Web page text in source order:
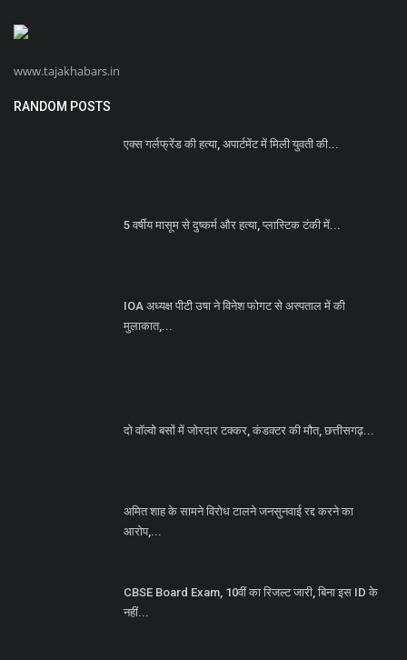
www.tajakhabars.in
RANDOM POSTS
एक्स गर्लफ्रेंड की हत्या, अपार्टमेंट में मिली युवती की...
5 वर्षीय मासूम से दुष्कर्म और हत्या, प्लास्टिक टंकी में...
IOA अध्यक्ष पीटी उषा ने विनेश फोगट से अस्पताल में की
मुलाकात,...
दो वॉल्वो बसों में जोरदार टक्कर, कंडक्टर की मौत, छत्तीसगढ़...
अमित शाह के सामने विरोध टालने जनसुनवाई रद्द करने का
आरोप,...
CBSE Board Exam, 10वीं का रिजल्ट जारी, बिना इस ID के
नहीं...